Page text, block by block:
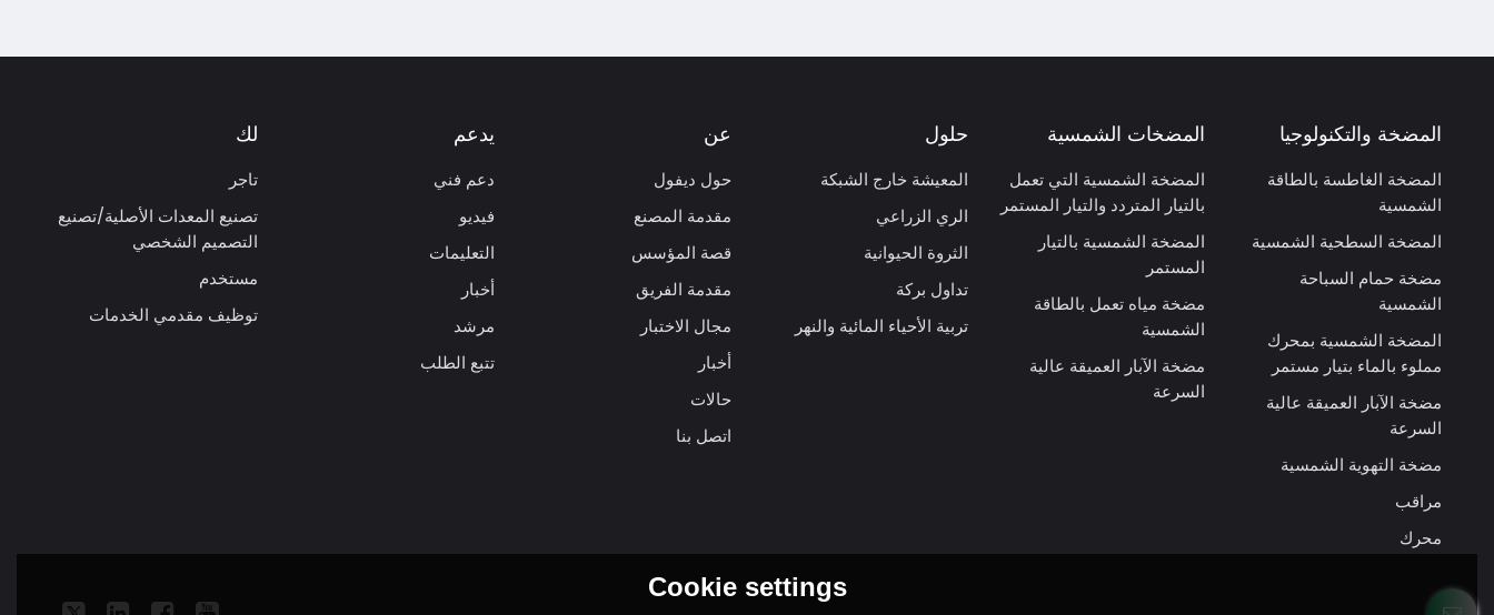
المضخة والتكنولوجيا
المضخة الغاطسة بالطاقة
الشمسية
المضخة السطحية الشمسية
مضخة حمام السباحة
الشمسية
المضخة الشمسية بمحرك
مملوء بالماء بتيار مستمر
مضخة الآبار العميقة عالية
السرعة
مضخة التهوية الشمسية
مراقب
محرك
المضخات الشمسية
المضخة الشمسية التي تعمل
بالتيار المتردد والتيار المستمر
المضخة الشمسية بالتيار
المستمر
مضخة مياه تعمل بالطاقة
الشمسية
مضخة الآبار العميقة عالية
السرعة
حلول
المعيشة خارج الشبكة
الري الزراعي
الثروة الحيوانية
تداول بركة
تربية الأحياء المائية والنهر
عن
حول ديفول
مقدمة المصنع
قصة المؤسس
مقدمة الفريق
مجال الاختبار
أخبار
حالات
اتصل بنا
يدعم
دعم فني
فيديو
التعليمات
أخبار
مرشد
تتبع الطلب
لك
تاجر
تصنيع المعدات الأصلية/تصنيع
التصميم الشخصي
مستخدم
توظيف مقدمي الخدمات
Cookie settings